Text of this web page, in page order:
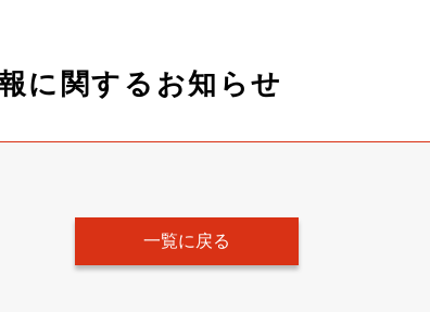
に関するお知らせ
一覧に戻る